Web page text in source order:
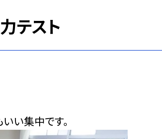
テスト
い集中です。